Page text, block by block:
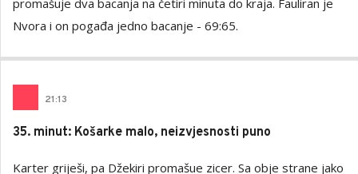
promašuje dva bacanja na četiri minuta do kraja. Fauliran je
Nvora i on pogađa jedno bacanje - 69:65.
21:13
35. minut: Košarke malo, neizvjesnosti puno
Karter griješi, pa Džekiri promašue zicer. Sa obje strane jako